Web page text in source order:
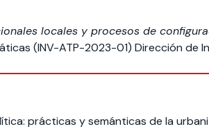
locales y procesos de
(INV-ATP-2023-01) Dirección de
prácticas y semánticas de la